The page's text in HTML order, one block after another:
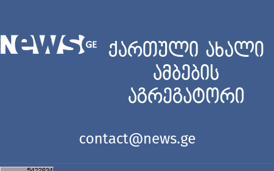
ქართული ახალი
ამბების
აგრეგატორი
contact@news.ge